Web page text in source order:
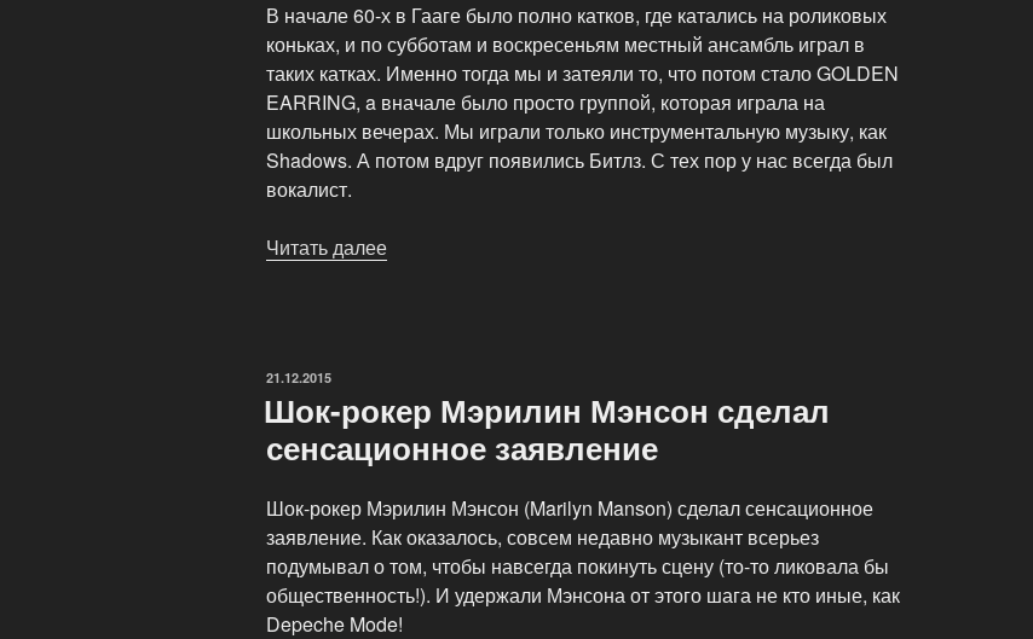
В начале 60-х в Гааге было полно катков, где катались на роликовых
коньках, и по субботам и воскресеньям местный ансамбль играл в
таких катках. Именно тогда мы и затеяли то, что потом стало GOLDEN
EARRING, a вначале было просто группой, которая играла на
школьных вечерах. Мы играли только инструментальную музыку, как
Shadows. А потом вдруг появились Битлз. С тех пор у нас всегда был
вокалист.
Читать далее
ОПУБЛИКОВАНО
21.12.2015
Шок-рокер Мэрилин Мэнсон сделал
сенсационное заявление
Шок-рокер Мэрилин Мэнсон (Marilyn Manson) сделал сенсационное
заявление. Как оказалось, совсем недавно музыкант всерьез
подумывал о том, чтобы навсегда покинуть сцену (то-то ликовала бы
общественность!). И удержали Мэнсона от этого шага не кто иные, как
Depeche Mode!